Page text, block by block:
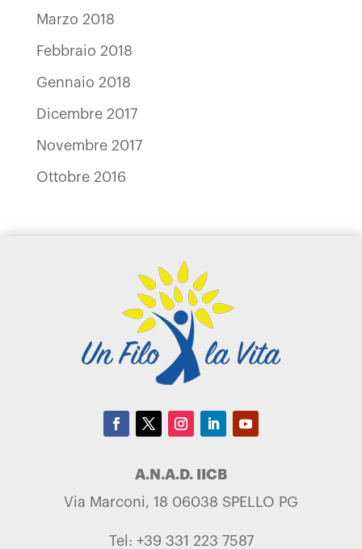
Marzo 2018
Febbraio 2018
Gennaio 2018
Dicembre 2017
Novembre 2017
Ottobre 2016
A.N.A.D. IICB
Via Marconi, 18 06038 SPELLO PG
Tel: +39 331 223 7587